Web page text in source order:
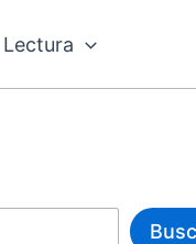
Lectura